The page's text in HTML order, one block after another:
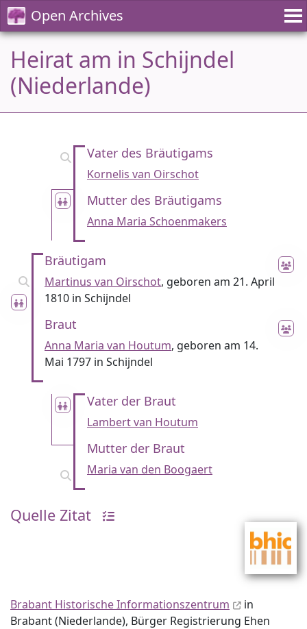
Open Archives
Heirat am in Schijndel
(Niederlande)
Vater des Bräutigams
Kornelis van Oirschot
Mutter des Bräutigams
Anna Maria Schoenmakers
Bräutigam
Martinus van Oirschot, geboren am 21. April
1810 in Schijndel
Braut
Anna Maria van Houtum, geboren am 14.
Mai 1797 in Schijndel
Vater der Braut
Lambert van Houtum
Mutter der Braut
Maria van den Boogaert
Quelle Zitat
Brabant Historische Informationszentrum
in
Brabant (Niederlande), Bürger Registrierung Ehen